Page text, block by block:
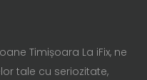
Timișoara La iFix, ne
tale cu seriozitate,